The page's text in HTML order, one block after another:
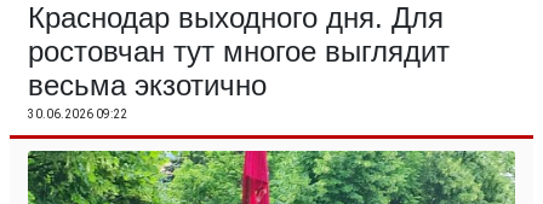
Краснодар выходного дня. Для
ростовчан тут многое выглядит
весьма экзотично
30.06.2026 09:22